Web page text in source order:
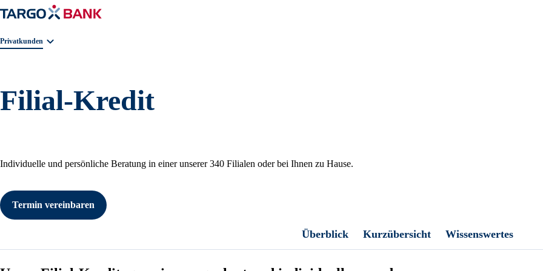
Geschäftsbereichnavigation. Aktuelle Auswahl:
Privatkunden
Filial-Kredit
Individuelle und persönliche Beratung in einer unserer 340 Filialen oder bei Ihnen zu Hause.
Termin vereinbaren
Überblick Kurzübersicht Wissenswertes